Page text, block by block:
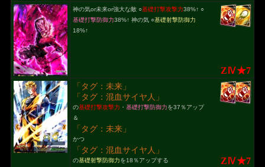
神の気or未来or強大な敵 ○基礎打撃攻撃力38%↑ ○
基礎打撃防御力38%↑ 神の気 ○基礎射撃防御力
18%↑
ZⅣ★7
「タグ：未来」
「タグ：混血サイヤ人」
の基礎打撃攻撃力 ・ 基礎打撃防御力を37％アップ
＆
「タグ：未来」
かつ
「タグ：混血サイヤ人」
の基礎射撃防御力を18％アップする ZⅣ★7